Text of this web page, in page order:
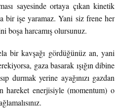
sayesinde ortaya çıkan kinetik
bir işe yaramaz. Yani siz frene her
boşa harcamış olursunuz.
bir kavşağı gördüğünüz an, yani
gaza basarak ışığın dibine
durmak yerine ayağınızı gazdan
enerjisiyle (momentum) o